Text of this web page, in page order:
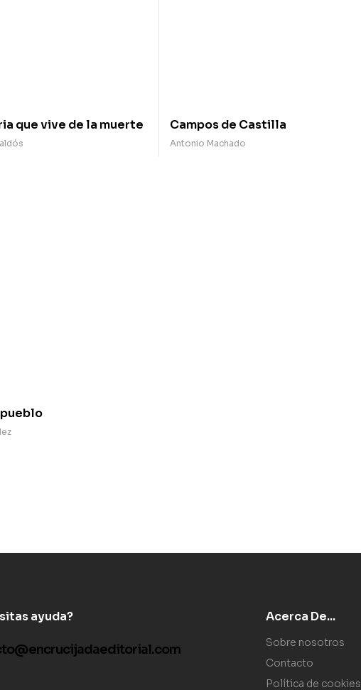
que vive de la muerte Campos de Castilla
Antonio Machado
ayuda? Acerca De...
Sobre nosotros
Contacto
Política de cookies